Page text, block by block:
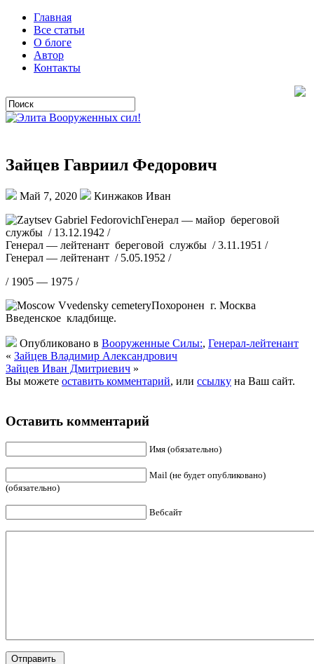
Главная
Все статьи
О блоге
Автор
Контакты
Зайцев Гавриил Федорович
Май 7, 2020
Кинжаков Иван
Генерал — майор береговой
службы / 13.12.1942 /
Генерал — лейтенант береговой службы / 3.11.1951 /
Генерал — лейтенант / 5.05.1952 /
/ 1905 — 1975 /
Похоронен г. Москва
Введенское кладбище.
Опубликовано в Вооруженные Силы:, Генерал-лейтенант
« Зайцев Владимир Александрович
Зайцев Иван Дмитриевич »
Вы можете оставить комментарий, или ссылку на Ваш сайт.
Оставить комментарий
Имя (обязательно)
Mail (не будет опубликовано)
(обязательно)
Вебсайт